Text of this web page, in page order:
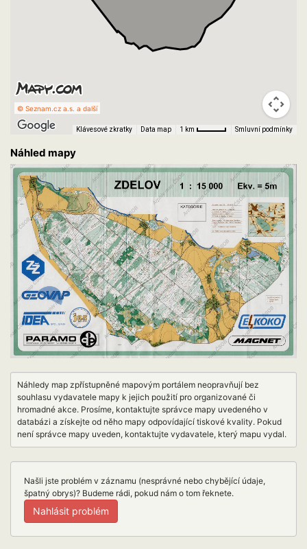
Klávesové zkratky Data map 1 km Smluvní podmínky
© Seznam.cz a.s. a další
Náhled mapy
Náhledy map zpřístupněné mapovým portálem neopravňují bez
souhlasu vydavatele mapy k jejich použití pro organizované či
hromadné akce. Prosíme, kontaktujte správce mapy uvedeného v
databázi a získejte od něho mapy odpovídající tiskové kvality. Pokud
není správce mapy uveden, kontaktujte vydavatele, který mapu vydal.
Našli jste problém v záznamu (nesprávné nebo chybějící údaje,
špatný obrys)? Budeme rádi, pokud nám o tom řeknete.
Nahlásit problém